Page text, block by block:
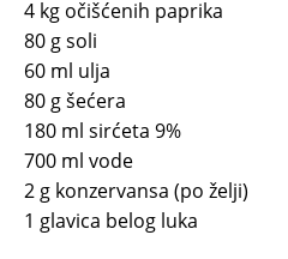
4 kg očišćenih paprika
80 g soli
60 ml ulja
80 g šećera
180 ml sirćeta 9%
700 ml vode
2 g konzervansa (po želji)
1 glavica belog luka